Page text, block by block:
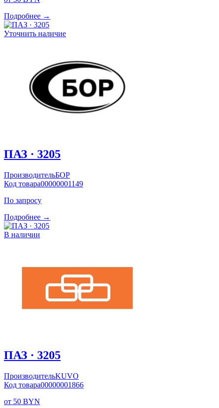
Подробнее →
Уточнить наличие
ПАЗ · 3205
ПроизводительБОР
Код товара00000001149
По запросу
Подробнее →
В наличии
ПАЗ · 3205
ПроизводительKUVO
Код товара00000001866
от 50 BYN